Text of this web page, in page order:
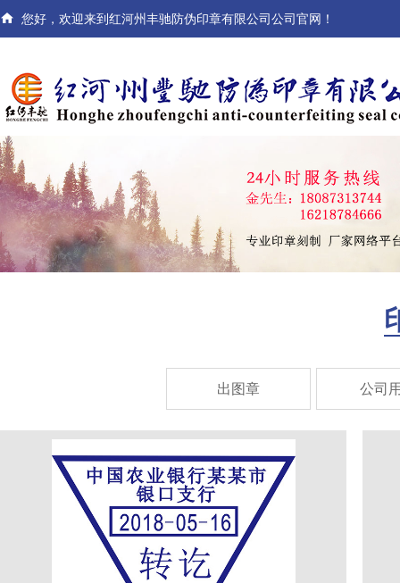
 您好，欢迎来到红河州丰驰防伪印章有限公司公司官网！
出图章 公司